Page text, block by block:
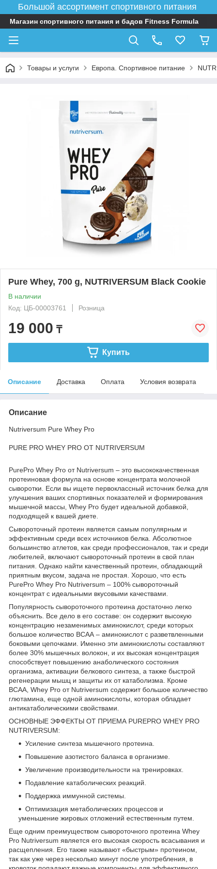
Большой ассортимент спортивного питания
Магазин спортивного питания и бадов Fitness Formula
Товары и услуги Европа. Спортивное питание
Pure Whey, 700 g, NUTRIVERSUM Black Cookie
В наличии
Код: ЦБ-00003761
Розница
19 000 ₸
Купить
Описание Доставка Оплата Условия возврата
Описание
Nutriversum Pure Whey Pro
PURE PRO WHEY PRO ОТ NUTRIVERSUM
PurePro Whey Pro от Nutriversum – это высококачественная
протеиновая формула на основе концентрата молочной
сыворотки. Если вы ищете первоклассный источник белка для
улучшения ваших спортивных показателей и формирования
мышечной массы, Whey Pro будет идеальной добавкой,
подходящей к вашей диете.
Сывороточный протеин является самым популярным и
эффективным среди всех источников белка. Абсолютное
большинство атлетов, как среди профессионалов, так и среди
любителей, включают сывороточный протеин в свой план
питания. Однако найти качественный протеин, обладающий
приятным вкусом, задача не простая. Хорошо, что есть
PurePro Whey Pro Nutriversum – 100% сывороточный
концентрат с идеальными вкусовыми качествами.
Популярность сывороточного протеина достаточно легко
объяснить. Все дело в его составе: он содержит высокую
концентрацию незаменимых аминокислот, среди которых
большое количество ВСАА – аминокислот с разветвленными
боковыми цепочками. Именно эти аминокислоты составляют
более 30% мышечных волокон, и их высокая концентрация
способствует повышению анаболического состояния
организма, активации белкового синтеза, а также быстрой
регенерации мышц и защиты их от катаболизма. Кроме
ВСАА, Whey Pro от Nutriversum содержит большое количество
глютамина, еще одной аминокислоты, которая обладает
антикатаболическими свойствами.
ОСНОВНЫЕ ЭФФЕКТЫ ОТ ПРИЕМА PUREPRO WHEY PRO
NUTRIVERSUM:
Усиление синтеза мышечного протеина.
Повышение азотистого баланса в организме.
Увеличение производительности на тренировках.
Подавление катаболических реакций.
Поддержка иммунной системы.
Оптимизация метаболических процессов и
уменьшение жировых отложений естественным путем.
Еще одним преимуществом сывороточного протеина Whey
Pro Nutriversum является его высокая скорость всасывания и
расщепления. Его также называют «быстрым» протеином,
так как уже через несколько минут после употребления, в